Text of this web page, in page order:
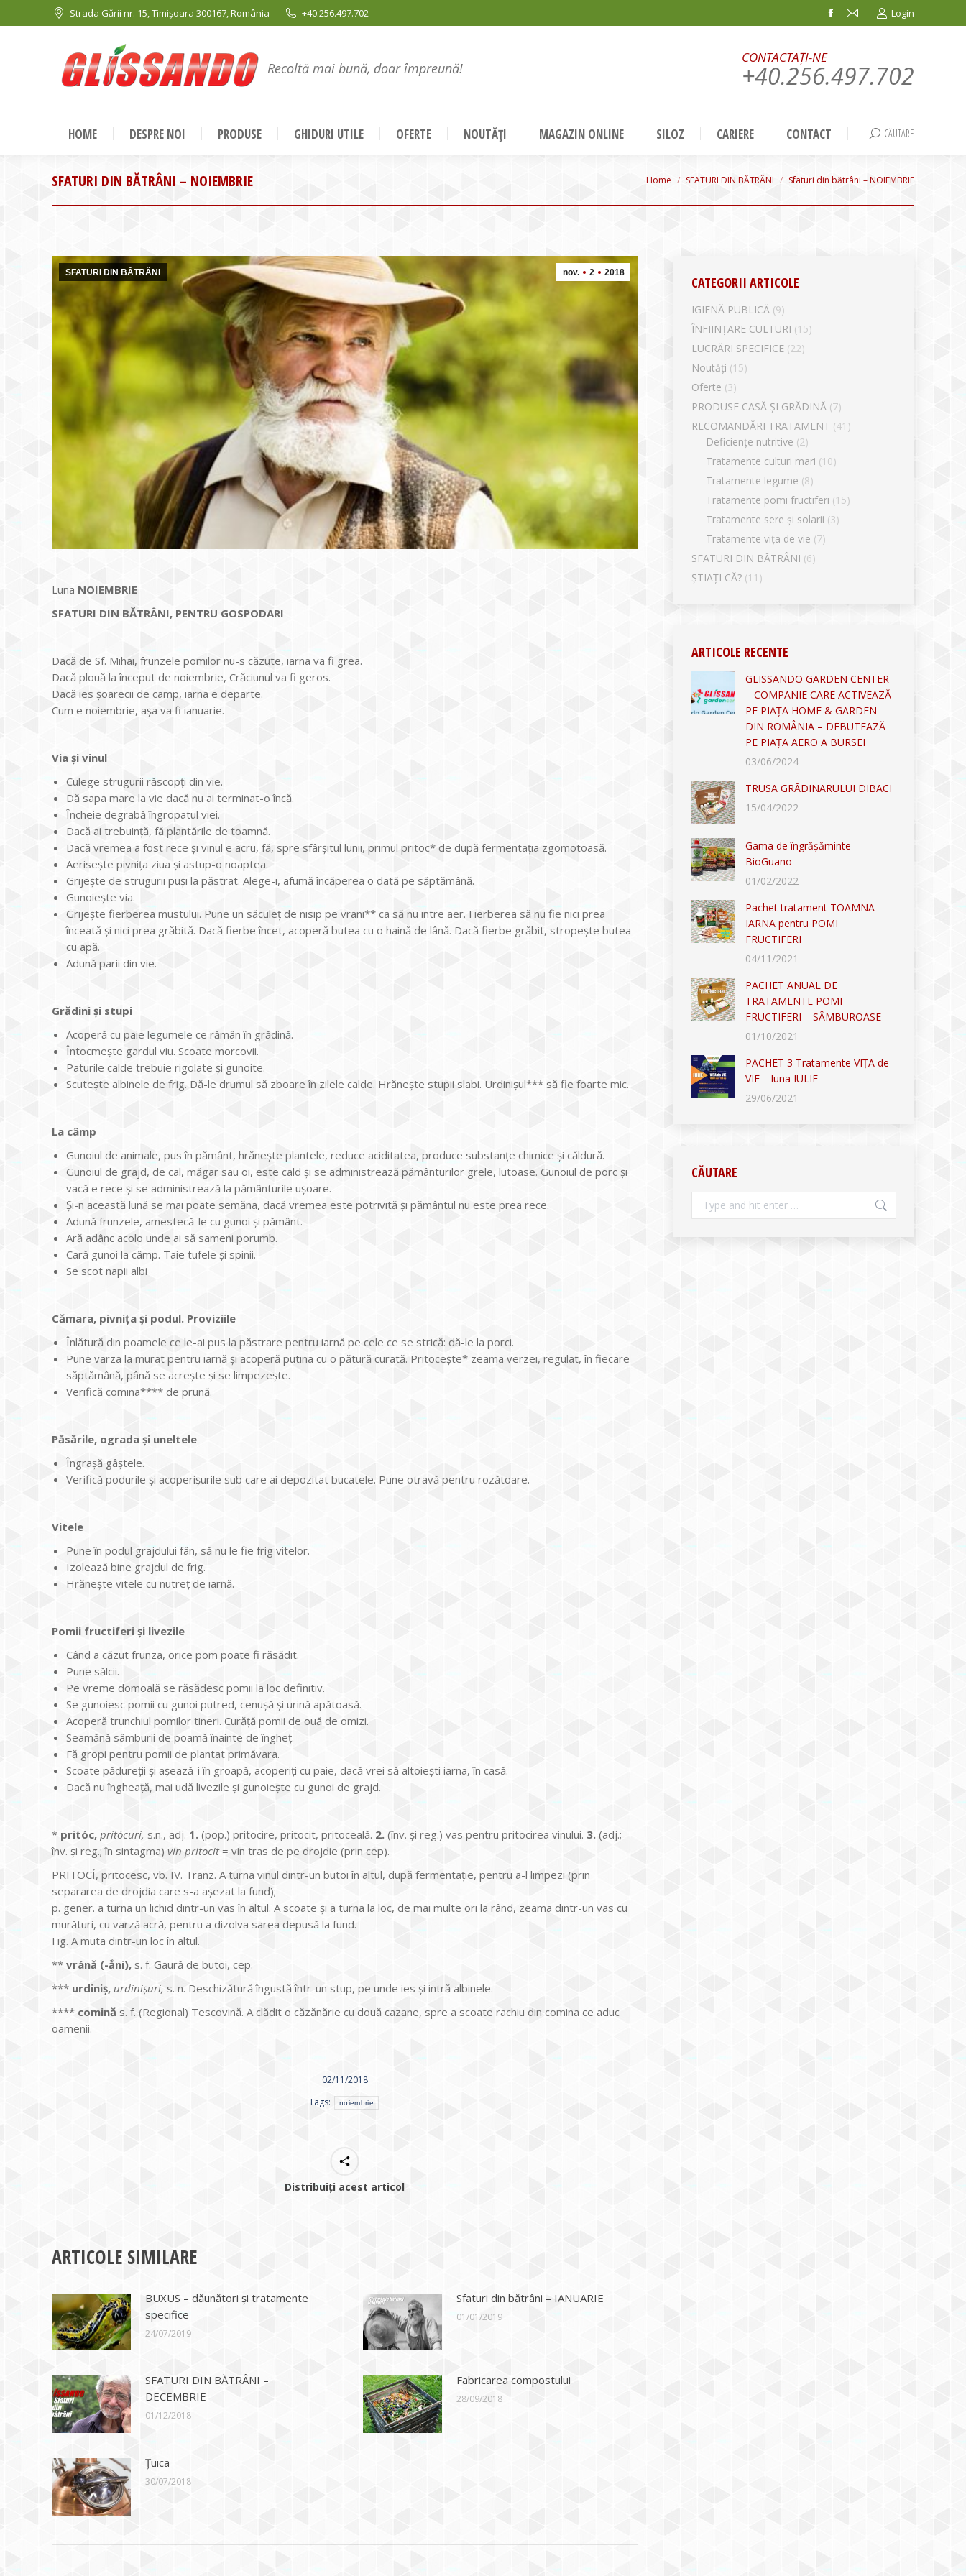
Strada Gării nr. 15, Timișoara 300167, România +40.256.497.702
Facebook
in
window
Mail
in
window
Login
Recoltă mai bună, doar împreună!
CONTACTAȚI-NE
+40.256.497.702
HOME DESPRE NOI PRODUSE GHIDURI UTILE OFERTE NOUTĂȚI MAGAZIN ONLINE SILOZ CARIERE CONTACT Search:
CĂUTARE
SFATURI DIN BĂTRÂNI – NOIEMBRIE You are here:
Home SFATURI DIN BĂTRÂNI Sfaturi din bătrâni – NOIEMBRIE
nov. 2 2018
SFATURI DIN BĂTRÂNI
Luna NOIEMBRIE
SFATURI DIN BĂTRÂNI, PENTRU GOSPODARI
Dacă de Sf. Mihai, frunzele pomilor nu-s căzute, iarna va fi grea.
Dacă plouă la început de noiembrie, Crăciunul va fi geros.
Dacă ies șoarecii de camp, iarna e departe.
Cum e noiembrie, așa va fi ianuarie.
Via și vinul
Culege strugurii răscopți din vie.
Dă sapa mare la vie dacă nu ai terminat-o încă.
Încheie degrabă îngropatul viei.
Dacă ai trebuință, fă plantările de toamnă.
Dacă vremea a fost rece și vinul e acru, fă, spre sfârșitul lunii, primul pritoc* de după fermentația zgomotoasă.
Aerisește pivnița ziua și astup-o noaptea.
Grijește de strugurii puși la păstrat. Alege-i, afumă încăperea o dată pe săptămână.
Gunoiește via.
Grijește fierberea mustului. Pune un săculeț de nisip pe vrani** ca să nu intre aer. Fierberea să nu fie nici prea
înceată și nici prea grăbită. Dacă fierbe încet, acoperă butea cu o haină de lână. Dacă fierbe grăbit, stropește butea
cu apă.
Adună parii din vie.
Grădini și stupi
Acoperă cu paie legumele ce rămân în grădină.
Întocmește gardul viu. Scoate morcovii.
Paturile calde trebuie rigolate și gunoite.
Scutește albinele de frig. Dă-le drumul să zboare în zilele calde. Hrănește stupii slabi. Urdinișul*** să fie foarte mic.
La câmp
Gunoiul de animale, pus în pământ, hrănește plantele, reduce aciditatea, produce substanțe chimice și căldură.
Gunoiul de grajd, de cal, măgar sau oi, este cald și se administrează pământurilor grele, lutoase. Gunoiul de porc și
vacă e rece și se administrează la pământurile ușoare.
Și-n această lună se mai poate semăna, dacă vremea este potrivită și pământul nu este prea rece.
Adună frunzele, amestecă-le cu gunoi și pământ.
Ară adânc acolo unde ai să sameni porumb.
Cară gunoi la câmp. Taie tufele și spinii.
Se scot napii albi
Cămara, pivnița și podul. Proviziile
Înlătură din poamele ce le-ai pus la păstrare pentru iarnă pe cele ce se strică: dă-le la porci.
Pune varza la murat pentru iarnă și acoperă putina cu o pătură curată. Pritocește* zeama verzei, regulat, în fiecare
săptămână, până se acrește și se limpezește.
Verifică comina**** de prună.
Păsările, ograda şi uneltele
Îngrașă gâștele.
Verifică podurile și acoperișurile sub care ai depozitat bucatele. Pune otravă pentru rozătoare.
Vitele
Pune în podul grajdului fân, să nu le fie frig vitelor.
Izolează bine grajdul de frig.
Hrănește vitele cu nutreț de iarnă.
Pomii fructiferi şi livezile
Când a căzut frunza, orice pom poate fi răsădit.
Pune sălcii.
Pe vreme domoală se răsădesc pomii la loc definitiv.
Se gunoiesc pomii cu gunoi putred, cenușă și urină apătoasă.
Acoperă trunchiul pomilor tineri. Curăță pomii de ouă de omizi.
Seamănă sâmburii de poamă înainte de îngheț.
Fă gropi pentru pomii de plantat primăvara.
Scoate pădureții și așează-i în groapă, acoperiți cu paie, dacă vrei să altoiești iarna, în casă.
Dacă nu îngheață, mai udă livezile și gunoiește cu gunoi de grajd.
* pritóc, pritócuri, s.n., adj. 1. (pop.) pritocire, pritocit, pritoceală. 2. (înv. și reg.) vas pentru pritocirea vinului. 3. (adj.;
înv. și reg.; în sintagma) vin pritocit= vin tras de pe drojdie (prin cep).
PRITOCÍ, pritocesc, vb. IV. Tranz. A turna vinul dintr-un butoi în altul, după fermentație, pentru a-l limpezi (prin
separarea de drojdia care s-a așezat la fund);
p. gener. a turna un lichid dintr-un vas în altul. A scoate și a turna la loc, de mai multe ori la rând, zeama dintr-un vas cu
murături, cu varză acră, pentru a dizolva sarea depusă la fund.
Fig. A muta dintr-un loc în altul.
** vránă (-ắni), s. f. Gaură de butoi, cep.
*** urdiniș, urdinișuri, s. n. Deschizătură îngustă într-un stup, pe unde ies și intră albinele.
**** comină s. f. (Regional) Tescovină. A clădit o căzănărie cu două cazane, spre a scoate rachiu din comina ce aduc
oamenii.
02/11/2018
Tags:
noiembrie
Distribuiți acest articol
ARTICOLE SIMILARE
BUXUS – dăunători și tratamente
specifice
24/07/2019
Sfaturi din bătrâni – IANUARIE
01/01/2019
SFATURI DIN BĂTRÂNI –
DECEMBRIE
01/12/2018
Fabricarea compostului
28/09/2018
Ţuica
30/07/2018
CATEGORII ARTICOLE
IGIENĂ PUBLICĂ (9)
ÎNFIINȚARE CULTURI (15)
LUCRĂRI SPECIFICE (22)
Noutăți (15)
Oferte (3)
PRODUSE CASĂ ȘI GRĂDINĂ (7)
RECOMANDĂRI TRATAMENT (41)
Deficiențe nutritive (2)
Tratamente culturi mari (10)
Tratamente legume (8)
Tratamente pomi fructiferi (15)
Tratamente sere și solarii (3)
Tratamente vița de vie (7)
SFATURI DIN BĂTRÂNI (6)
ȘTIAȚI CĂ? (11)
ARTICOLE RECENTE
GLISSANDO GARDEN CENTER
– COMPANIE CARE ACTIVEAZĂ
PE PIAȚA HOME & GARDEN
DIN ROMÂNIA – DEBUTEAZĂ
PE PIAȚA AERO A BURSEI
03/06/2024
TRUSA GRĂDINARULUI DIBACI
15/04/2022
Gama de îngrășăminte
BioGuano
01/02/2022
Pachet tratament TOAMNA-
IARNA pentru POMI
FRUCTIFERI
04/11/2021
PACHET ANUAL DE
TRATAMENTE POMI
FRUCTIFERI – SÂMBUROASE
01/10/2021
PACHET 3 Tratamente VIȚA de
VIE – luna IULIE
29/06/2021
CĂUTARE
Search: